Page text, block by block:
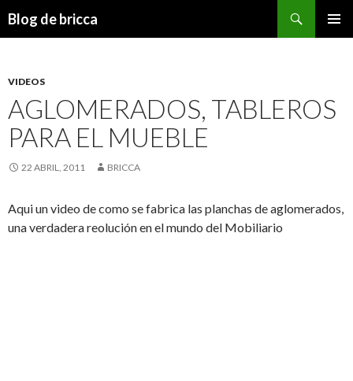
Blog de bricca
VIDEOS
AGLOMERADOS, TABLEROS
PARA EL MUEBLE
22 ABRIL, 2011 BRICCA
Aqui un video de como se fabrica las planchas de aglomerados,
una verdadera reolución en el mundo del Mobiliario